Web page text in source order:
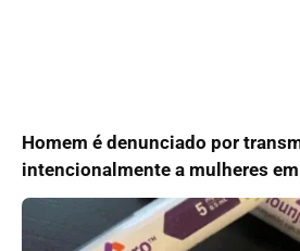
Homem é denunciado por
intencionalmente a mulheres